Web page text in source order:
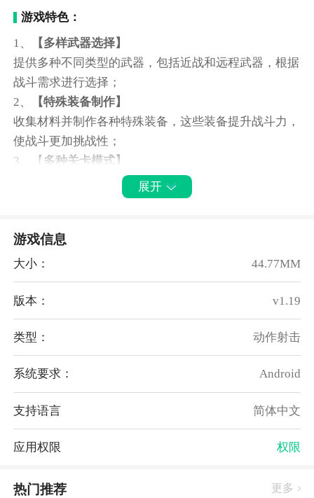
游戏特色：
1、
【多样武器选择】
提供多种不同类型的武器，包括近战和远程武器，根据
战斗需求进行选择；
2、
【特殊装备制作】
收集材料并制作各种特殊装备，这些装备提升战斗力，
使战斗更加挑战性；
3、【 多种关卡模式】
多种不同的关卡模式供选择，每个模式都有独特的目
高品质的画面和音效设计，营造出逼真末日世界氛围，
享受视听盛宴。
游戏亮点：
1、僵尸敌人不仅数量众多，而且具有各种狡猾的策略
攻击方式，需要不断提升自己的防御战斗技巧来对抗它
2、通过完成任务和击败僵尸来获得经验值和奖励，用
实力；
3、设有各种陷阱设施，如路障、尖峰屏障、克莱莫尔
矿山等，利用这些设施来阻挡僵尸的进攻，保护自己的
4、将不同的武器进行组合使用，发挥出更强大的战斗
展开
游戏信息
大小： 44.77MM
版本： v1.19
类型： 动作射击
系统要求： Android
支持语言 简体中文
应用权限 权限
热门推荐 更多